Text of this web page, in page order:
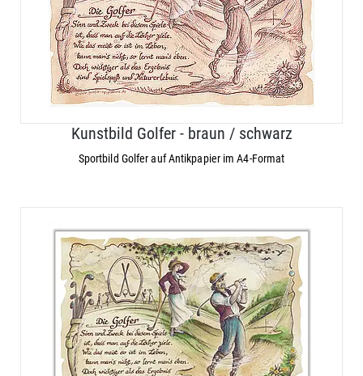
Kunstbild Golfer - braun / schwarz
Sportbild Golfer auf Antikpapier im A4-Format